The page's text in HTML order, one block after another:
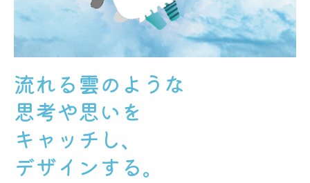
流れる雲のような
思考や思いを
キャッチし、
デザインする。